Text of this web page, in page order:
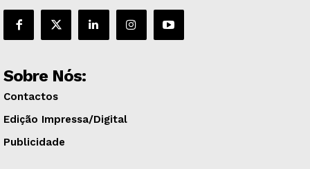
Sobre Nós:
Contactos
Edição Impressa/Digital
Publicidade